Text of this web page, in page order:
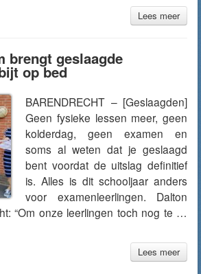
Lees meer
brengt geslaagde
op bed
BARENDRECHT – [Geslaagden]
Geen fysieke lessen meer, geen
kolderdag, geen examen en
soms al weten dat je geslaagd
bent voordat de uitslag definitief
is. Alles is dit schooljaar anders
voor examenleerlingen. Dalton
“Om onze leerlingen toch nog te …
Lees meer